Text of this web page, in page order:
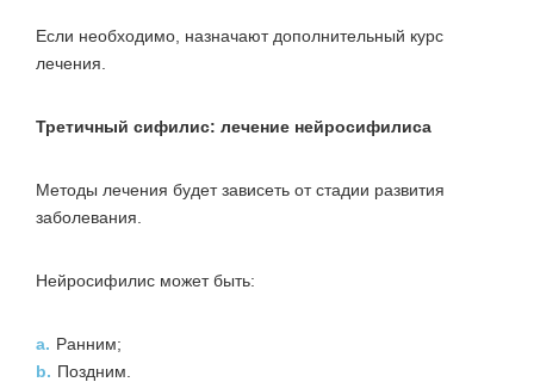
Если необходимо, назначают дополнительный курс
лечения.
Третичный сифилис: лечение нейросифилиса
Методы лечения будет зависеть от стадии развития
заболевания.
Нейросифилис может быть:
a. Ранним;
b. Поздним.